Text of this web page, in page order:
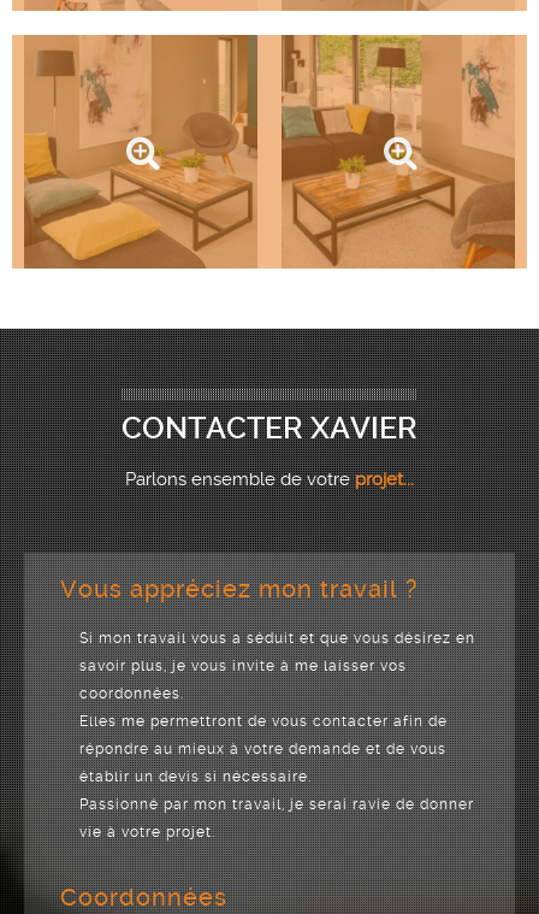
CONTACTER XAVIER
Parlons ensemble de votreprojet...
Vous appréciez mon travail ?
Si mon travail vous a séduit et que vous désirez en
savoir plus, je vous invite à me laisser vos
coordonnées.
Elles me permettront de vous contacter afin de
répondre au mieux à votre demande et de vous
établir un devis si nécessaire.
Passionné par mon travail, je serai ravie de donner
vie à votre projet.
Coordonnées